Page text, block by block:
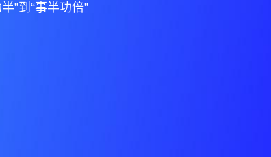
”到“事半功倍”
”到“事半功倍”
”到“事半功倍”